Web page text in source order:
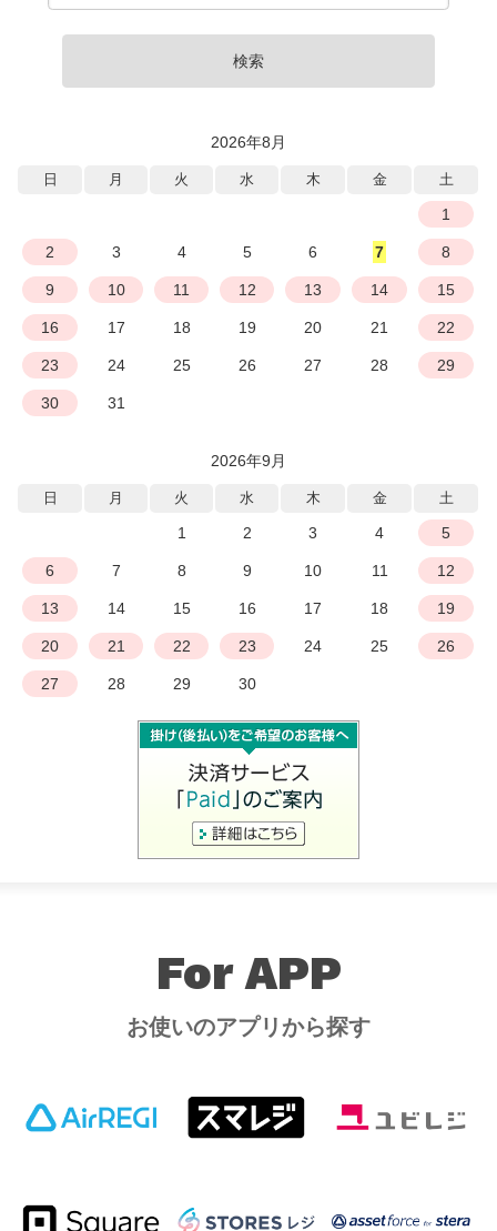
検索
2026年8月
日 月 火 水 木 金 土
1
2 3 4 5 6 7 8
9 10 11 12 13 14 15
16 17 18 19 20 21 22
23 24 25 26 27 28 29
30 31
2026年9月
日 月 火 水 木 金 土
1 2 3 4 5
6 7 8 9 10 11 12
13 14 15 16 17 18 19
20 21 22 23 24 25 26
27 28 29 30
For APP
お使いのアプリから探す